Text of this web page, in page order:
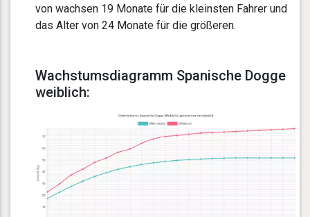
von wachsen 19 Monate für die kleinsten Fahrer und
das Alter von 24 Monate für die größeren.
Wachstumsdiagramm Spanische Dogge
weiblich: